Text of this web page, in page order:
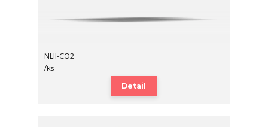
NLII-CO2
/ks
Detail